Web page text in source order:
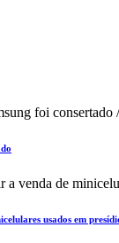
usados em